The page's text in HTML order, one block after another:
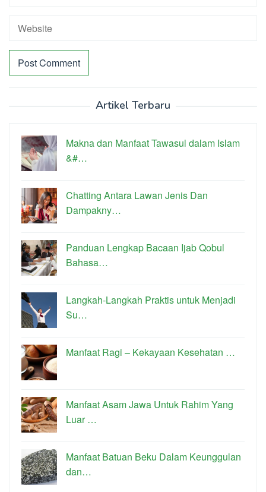
Artikel Terbaru
Makna dan Manfaat Tawasul dalam Islam
&#…
Chatting Antara Lawan Jenis Dan
Dampakny…
Panduan Lengkap Bacaan Ijab Qobul
Bahasa…
Langkah-Langkah Praktis untuk Menjadi
Su…
Manfaat Ragi – Kekayaan Kesehatan …
Manfaat Asam Jawa Untuk Rahim Yang
Luar …
Manfaat Batuan Beku Dalam Keunggulan
dan…